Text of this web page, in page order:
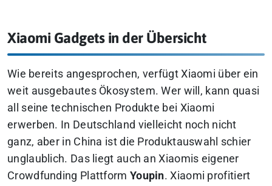
Xiaomi Gadgets in der Übersicht
Wie bereits angesprochen, verfügt Xiaomi über ein
weit ausgebautes Ökosystem. Wer will, kann quasi
all seine technischen Produkte bei Xiaomi
erwerben. In Deutschland vielleicht noch nicht
ganz, aber in China ist die Produktauswahl schier
unglaublich. Das liegt auch an Xiaomis eigener
Crowdfunding Plattform Youpin. Xiaomi profitiert